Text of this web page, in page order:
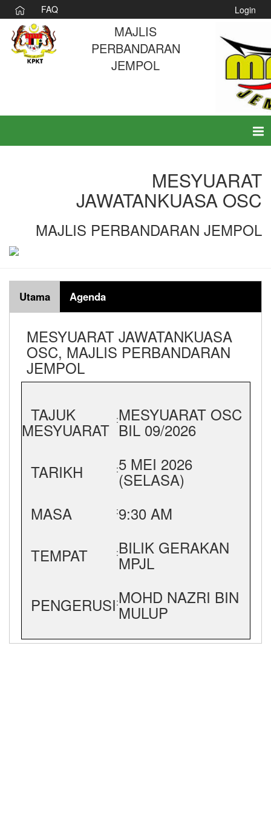
FAQ Login
MAJLIS
PERBANDARAN
JEMPOL
MESYUARAT
JAWATANKUASA OSC
MAJLIS PERBANDARAN JEMPOL
Utama Agenda
MESYUARAT JAWATANKUASA
OSC, MAJLIS PERBANDARAN
JEMPOL
TAJUK
MESYUARAT :MESYUARAT OSC
BIL 09/2026
TARIKH
:5 MEI 2026
(SELASA)
MASA
:9:30 AM
TEMPAT
:BILIK GERAKAN
MPJL
PENGERUSI:MOHD NAZRI BIN
MULUP